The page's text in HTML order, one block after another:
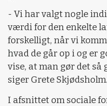
- Vi har valgt nogle
værdi for den enkelte
forskelligt, når vi
hvad de går op i og er
vise, at man gør det så
siger Grete Skjødsholm.
I afsnittet om sociale